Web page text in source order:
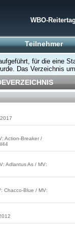
WBO-Reitertag
Teilnehmer
für die eine
Das Verzeichnis
Action-Breaker /
Adlantus As / MV:
Chacco-Blue / MV: